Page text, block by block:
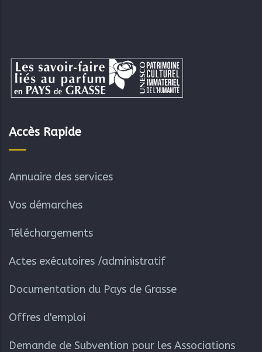
Accès Rapide
Annuaire des services
Vos démarches
Téléchargements
Actes exécutoires /administratif
Documentation du Pays de Grasse
Offres d'emploi
Demande de Subvention pour les Associations